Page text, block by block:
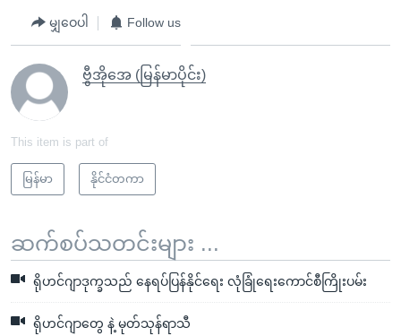
မျှဝေပါ Follow us
ဗွီအိုအေ (မြန်မာပိုင်း)
This item is part of
မြန်မာ နိုင်ငံတကာ
ဆက်စပ်သတင်းများ ...
ရိုဟင်ဂျာဒုက္ခသည် နေရပ်ပြန်နိုင်ရေး လုံခြုံရေးကောင်စီကြိုးပမ်း
ရိုဟင်ဂျာတွေ နဲ့ မုတ်သုန်ရာသီ